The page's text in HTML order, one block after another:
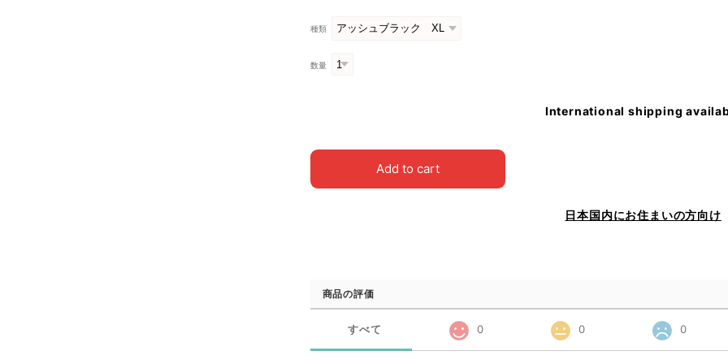
種類
数量
International shipping
Add to cart
日本国内にお住まいの方向け
商品の評価
すべて 0 0 0